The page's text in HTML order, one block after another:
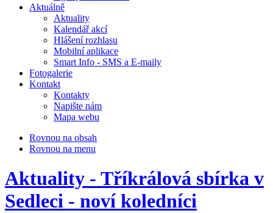
Aktuálně
Aktuality
Kalendář akcí
Hlášení rozhlasu
Mobilní aplikace
Smart Info - SMS a E-maily
Fotogalerie
Kontakt
Kontakty
Napište nám
Mapa webu
Rovnou na obsah
Rovnou na menu
Aktuality - Tříkrálová sbírka v
Sedleci - noví koledníci